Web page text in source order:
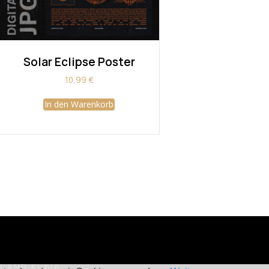
Solar Eclipse Poster
10,99 €
In den Warenkorb
ANDKubio